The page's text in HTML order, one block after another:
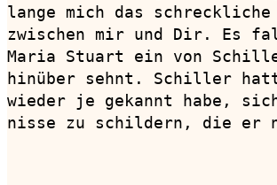
lange mich das
zwischen mir und Dir. Es
Maria Stuart ein von
hinüber sehnt. Schiller
wieder je gekannt habe,
nisse zu schildern, die er